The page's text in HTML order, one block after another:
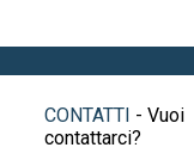
CONTATTI - Vuoi
contattarci?